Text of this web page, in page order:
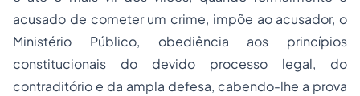
acusado de cometer um crime, impõe ao acusador, o
Ministério Público, obediência aos princípios
constitucionais do devido processo legal, do
contraditório e da ampla defesa, cabendo-lhe a prova